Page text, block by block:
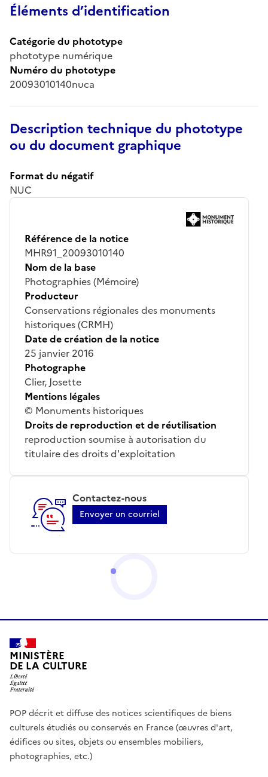
Éléments d’identification
Catégorie du phototype
phototype numérique
Numéro du phototype
20093010140nuca
Description technique du phototype
ou du document graphique
Format du négatif
NUC
Référence de la notice
MHR91_20093010140
Nom de la base
Photographies (Mémoire)
Producteur
Conservations régionales des monuments
historiques (CRMH)
Date de création de la notice
25 janvier 2016
Photographe
Clier, Josette
Mentions légales
© Monuments historiques
Droits de reproduction et de réutilisation
reproduction soumise à autorisation du
titulaire des droits d'exploitation
Contactez-nous
Envoyer un courriel
MINISTÈRE
DE LA CULTURE
POP décrit et diffuse des notices scientifiques de biens
culturels étudiés ou conservés en France (œuvres d'art,
édifices ou sites, objets ou ensembles mobiliers,
photographies, etc.)